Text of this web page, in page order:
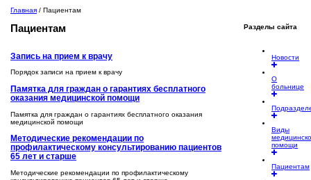
Главная / Пациентам
Пациентам
Запись на прием к врачу
Порядок записи на прием к врачу
Памятка для граждан о гарантиях бесплатного
оказания медицинской помощи
Памятка для граждан о гарантиях бесплатного оказания
медицинской помощи
Методические рекомендации по
профилактическому консультированию пациентов
65 лет и старше
Методические рекомендации по профилактическому
Разделы сайта
Новости
О
больнице
Виды
помощи
Пациентам